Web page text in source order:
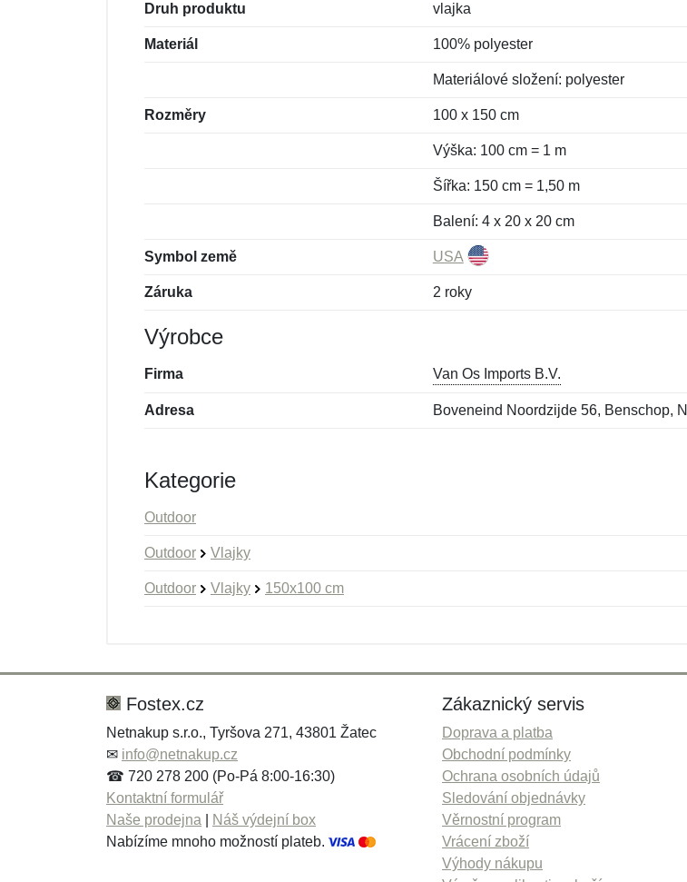
Druh produktu vlajka
Materiál 100% polyester
Materiálové složení: polyester
Rozměry 100 x 150 cm
Výška: 100 cm = 1 m
Šířka: 150 cm = 1,50 m
Balení: 4 x 20 x 20 cm
Symbol země USA
Záruka 2 roky
Výrobce
Firma Van Os Imports B.V.
Adresa Boveneind Noordzijde 56, Benschop,
Kategorie
Outdoor
Outdoor Vlajky
Outdoor Vlajky 150x100 cm
Zpráva*
Zpráva*
Fostex.cz
Netnakup s.r.o., Tyršova 271, 43801 Žatec
✉ info@netnakup.cz
☎ 720 278 200 (Po-Pá 8:00-16:30)
Kontaktní formulář
Naše prodejna
Náš výdejní box
Nabízíme mnoho možností plateb.
Zákaznický servis
Doprava a platba
Obchodní podmínky
Ochrana osobních údajů
Sledování objednávky
Věrnostní program
Vrácení zboží
Výhody nákupu